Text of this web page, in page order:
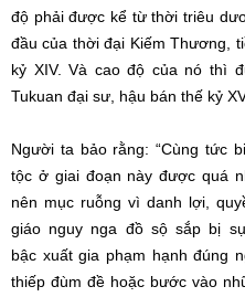
độ phải được kể từ thời triêu
đầu của thời đại Kiếm Thương,
kỷ XIV. Và cao độ của nó thì
Tukuan đại sư , hậu bán thế kỷ
Người ta bảo rằng: “Cùng tức
tộc ở giai đoạn này được quá
nên mục ruỗng vì danh lợi,
giáo nguy nga đồ sộ sắp bị
bậc xuất gia phạm hạnh đúng
thiếp đùm đề hoặc bước vào